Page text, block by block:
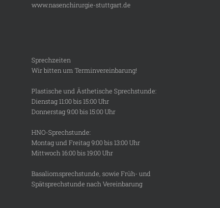
www.nasenchirurgie-stuttgart.de
Sprechzeiten
Wir bitten um Terminvereinbarung!
Plastische und Ästhetische Sprechstunde:
Dienstag 11:00 bis 15:00 Uhr
Donnerstag 9:00 bis 15:00 Uhr
HNO-Sprechstunde:
Montag und Freitag 9:00 bis 13:00 Uhr
Mittwoch 16:00 bis 19:00 Uhr
Basaliomsprechstunde, sowie Früh- und
Spätsprechstunde nach Vereinbarung